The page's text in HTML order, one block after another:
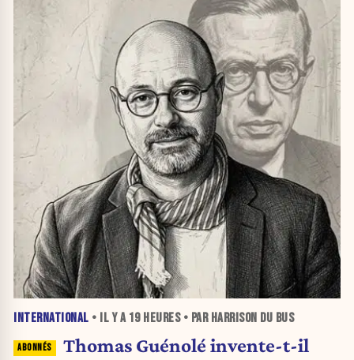
INTERNATIONAL • IL Y A 19 HEURES• PAR HARRISON DU BUS
Thomas Guénolé invente-t-il